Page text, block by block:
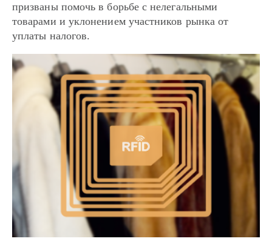
призваны помочь в борьбе с нелегальными
товарами и уклонением участников рынка от
уплаты налогов.